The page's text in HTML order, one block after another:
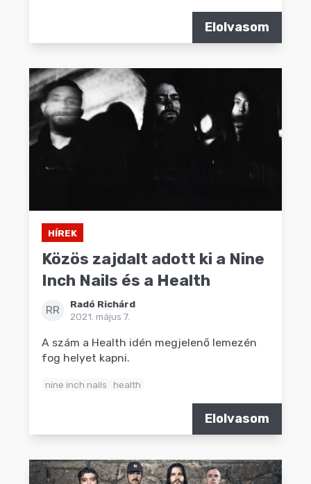
Elolvasom
HÍREK
Közös zajdalt adott ki a Nine
Inch Nails és a Health
RR
Radó Richárd
2021. május 7.
A szám a Health idén megjelenő lemezén
fog helyet kapni.
nine inch nails health
Elolvasom